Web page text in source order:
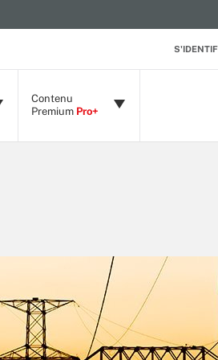
Contenu
Premium Pro+